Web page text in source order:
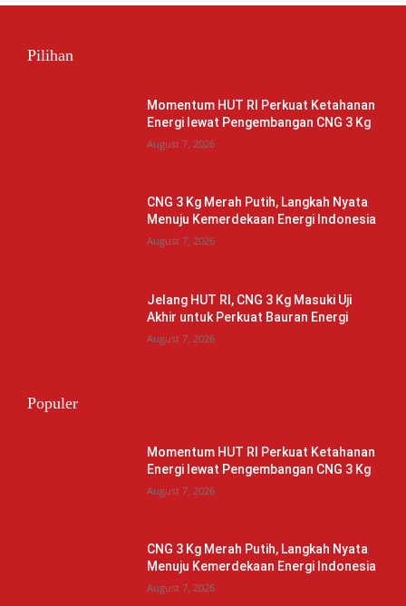
Pilihan
Momentum HUT RI Perkuat Ketahanan
Energi lewat Pengembangan CNG 3 Kg
August 7, 2026
CNG 3 Kg Merah Putih, Langkah Nyata
Menuju Kemerdekaan Energi Indonesia
August 7, 2026
Jelang HUT RI, CNG 3 Kg Masuki Uji
Akhir untuk Perkuat Bauran Energi
August 7, 2026
Populer
Momentum HUT RI Perkuat Ketahanan
Energi lewat Pengembangan CNG 3 Kg
August 7, 2026
CNG 3 Kg Merah Putih, Langkah Nyata
Menuju Kemerdekaan Energi Indonesia
August 7, 2026